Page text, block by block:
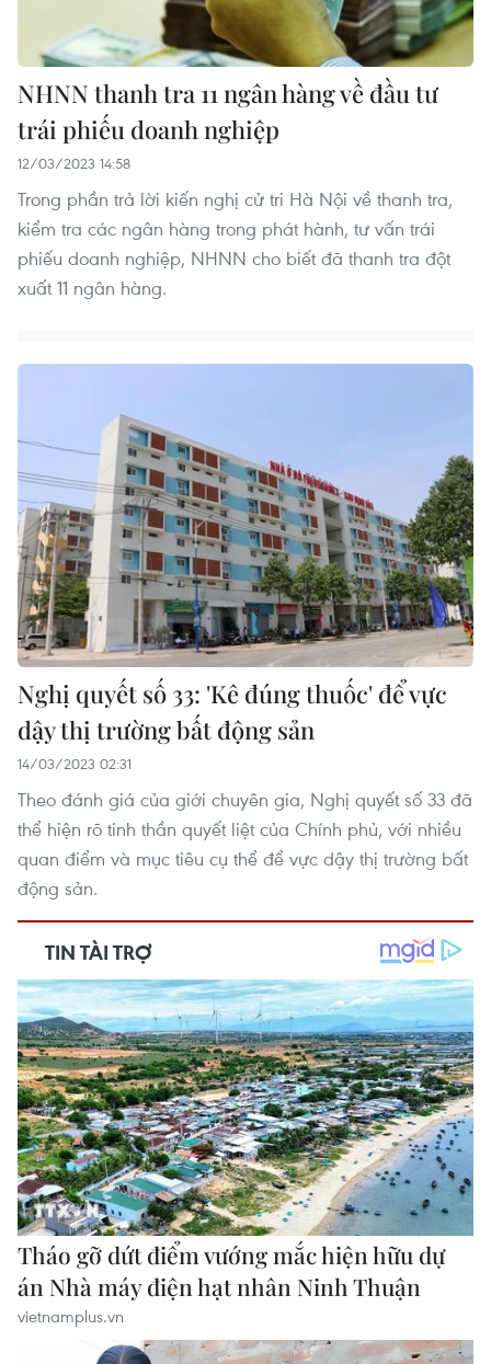
NHNN thanh tra 11 ngân hàng về đầu tư
trái phiếu doanh nghiệp
12/03/2023 14:58
Trong phần trả lời kiến nghị cử tri Hà Nội về thanh tra,
kiểm tra các ngân hàng trong phát hành, tư vấn trái
phiếu doanh nghiệp, NHNN cho biết đã thanh tra đột
xuất 11 ngân hàng.
Nghị quyết số 33: 'Kê đúng thuốc' để vực
dậy thị trường bất động sản
14/03/2023 02:31
Theo đánh giá của giới chuyên gia, Nghị quyết số 33 đã
thể hiện rõ tinh thần quyết liệt của Chính phủ, với nhiều
quan điểm và mục tiêu cụ thể để vực dậy thị trường bất
động sản.